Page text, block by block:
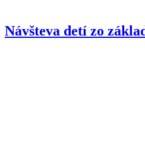
Návšteva detí zo